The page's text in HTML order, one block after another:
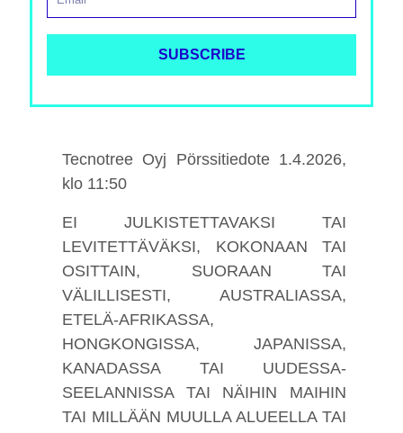
Tecnotree Oyj Pörssitiedote 1.4.2026,
klo 11:50
EI JULKISTETTAVAKSI TAI
LEVITETTÄVÄKSI, KOKONAAN TAI
OSITTAIN, SUORAAN TAI
VÄLILLISESTI, AUSTRALIASSA,
ETELÄ-AFRIKASSA,
HONGKONGISSA, JAPANISSA,
KANADASSA TAI UUDESSA-
SEELANNISSA TAI NÄIHIN MAIHIN
TAI MILLÄÄN MUULLA ALUEELLA TAI